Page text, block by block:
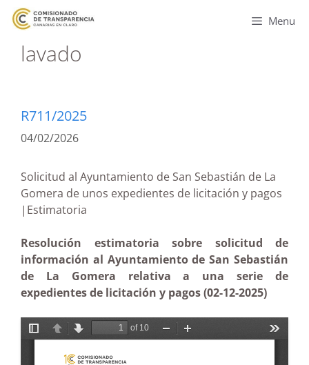
Menu
lavado
R711/2025
04/02/2026
Solicitud al Ayuntamiento de San Sebastián de La
Gomera de unos expedientes de licitación y pagos
|Estimatoria
Resolución estimatoria sobre solicitud de
información al Ayuntamiento de San Sebastián
de La Gomera relativa a una serie de
expedientes de licitación y pagos (02-12-2025)